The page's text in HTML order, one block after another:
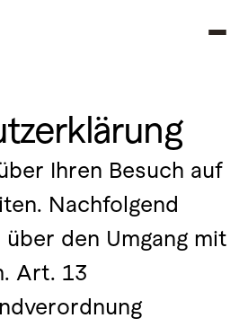
Ihren Besuch auf
Nachfolgend
den Umgang mit
Art. 13